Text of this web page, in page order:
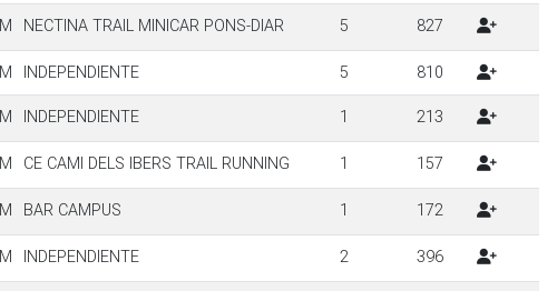
NECTINA TRAIL MINICAR PONS-DIAR 5 827
INDEPENDIENTE 5 810
INDEPENDIENTE 1 213
CE CAMI DELS IBERS TRAIL RUNNING 1 157
BAR CAMPUS 1 172
INDEPENDIENTE 2 396